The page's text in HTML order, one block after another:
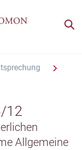
12
Allgemeine